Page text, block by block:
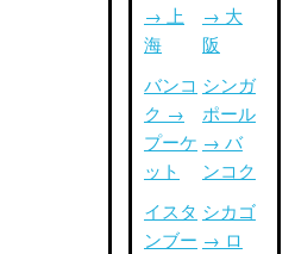
→ 上
海
バンコ
ク →
プーケ
ット
イスタ
ンブー
→ 大
阪
シンガ
ポール
→ バ
ンコク
シカゴ
→ ロ